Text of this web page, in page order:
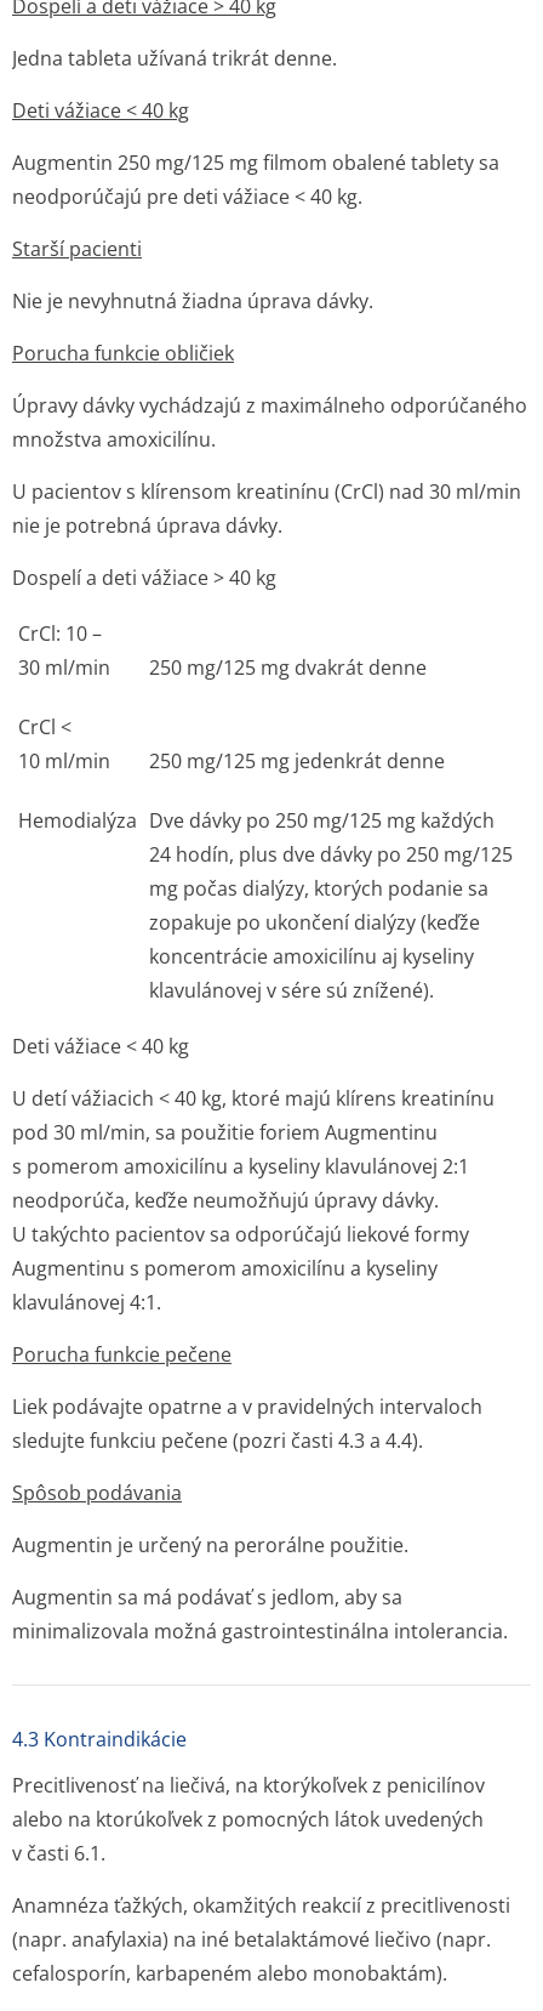
Dospelí a deti vážiace>40 kg
Jedna tableta užívaná trikrát denne.
Deti vážiace < 40 kg
Augmentin 250 mg/125 mg filmom obalené tablety sa
neodporúčajú pre deti vážiace < 40 kg.
Starší pacienti
Nie je nevyhnutná žiadna úprava dávky.
Porucha funkcie obličiek
Úpravy dávky vychádzajú z maximálneho odporúčaného
množstva amoxicilínu.
U pacientov s klírensom kreatinínu (CrCl) nad 30 ml/min
nie je potrebná úprava dávky.
Dospelí a deti vážiace>40 kg
CrCl: 10 –
30 ml/min
250 mg/125 mg dvakrát denne
CrCl <
10 ml/min
250 mg/125 mg jedenkrát denne
Hemodialýza Dve dávky po 250 mg/125 mg každých
24 hodín, plus dve dávky po 250 mg/125
mg počas dialýzy, ktorých podanie sa
zopakuje po ukončení dialýzy (keďže
koncentrácie amoxicilínu aj kyseliny
klavulánovej v sére sú znížené).
Deti vážiace < 40 kg
U detí vážiacich < 40 kg, ktoré majú klírens kreatinínu
pod 30 ml/min, sa použitie foriem Augmentinu
s pomerom amoxicilínu a kyseliny klavulánovej 2:1
neodporúča, keďže neumožňujú úpravy dávky.
U takýchto pacientov sa odporúčajú liekové formy
Augmentinu s pomerom amoxicilínu a kyseliny
klavulánovej 4:1.
Porucha funkcie pečene
Liek podávajte opatrne a v pravidelných intervaloch
sledujte funkciu pečene (pozri časti 4.3 a 4.4).
Spôsob podávania
Augmentin je určený na perorálne použitie.
Augmentin sa má podávať s jedlom, aby sa
minimalizovala možná gastrointestinálna intolerancia.
4.3 Kontraindikácie
Precitlivenosť na liečivá, na ktorýkoľvek z penicilínov
alebo na ktorúkoľvek z pomocných látok uvedených
v časti 6.1.
Anamnéza ťažkých, okamžitých reakcií z precitlivenosti
(napr. anafylaxia) na iné betalaktámové liečivo (napr.
cefalosporín, karbapeném alebo monobaktám).